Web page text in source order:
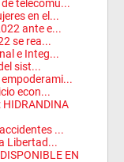
telecomu...
en el...
ante e...
se rea...
e Integ...
sist...
empoderami...
econ...
HIDRANDINA
...
Libertad...
EN